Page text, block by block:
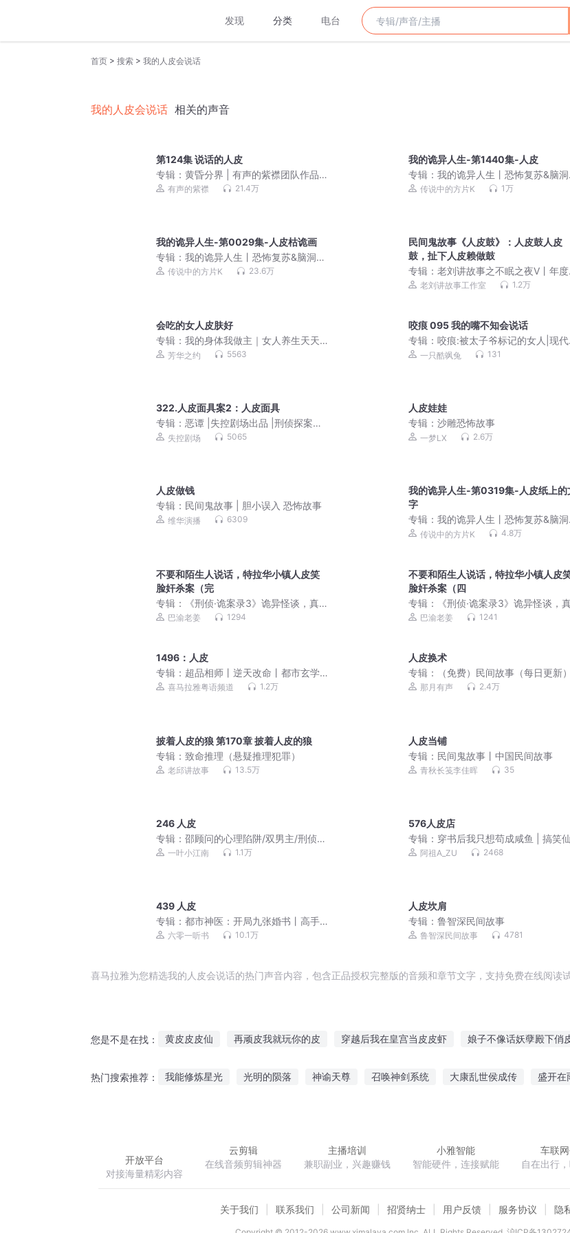
发现 分类 电台
首页 > 搜索 > 我的人皮会说话
我的人皮会说话 相关的声音
第124集 说话的人皮
专辑： 黄昏分界 | 有声的紫襟团队作品 |
民俗诡异玄幻 | 多人有声剧
有声的紫襟 21.4万
我的诡异人生-第1440集-人皮
专辑：我的诡异人生丨恐怖复苏&脑
悬疑 丨高口碑超爽鬼故事！
传说中的方片K 1万
我的诡异人生-第0029集-人皮枯诡画
专辑： 我的诡异人生丨恐怖复苏&脑洞&
悬疑 丨高口碑超爽鬼故事！
传说中的方片K 23.6万
民间鬼故事《人皮鼓》：人皮鼓人皮
鼓，扯下人皮赖做鼓
专辑：老刘讲故事之不眠之夜V丨年度
佳鬼故事合集 | 恐怖故事发烧友集结地
老刘讲故事工作室 1.2万
会吃的女人皮肤好
专辑： 我的身体我做主｜女人养生天天
讲 芳华之约 5563
咬痕 095 我的嘴不知会说话
专辑：咬痕:被太子爷标记的女人|现代
情|真人多播|都市虐恋|校园|职场|追妻
一只酷飒兔 131
322.人皮面具案2：人皮面具
专辑： 恶谭 |失控剧场出品 |刑侦探案
【多人有声剧】
失控剧场 5065
人皮娃娃
专辑：沙雕恐怖故事
一梦LX 2.6万
人皮做钱
专辑： 民间鬼故事 | 胆小误入 恐怖故事
维华演播 6309
我的诡异人生-第0319集-人皮纸上的
字
专辑：我的诡异人生丨恐怖复苏&脑
悬疑 丨高口碑超爽鬼故事！
传说中的方片K 4.8万
不要和陌生人说话，特拉华小镇人皮笑
脸奸杀案（完
专辑：
《刑侦·诡案录3》诡异怪谈，真
实事件巴渝老姜 1294
不要和陌生人说话，特拉华小镇人皮
脸奸杀案（四
专辑：
《刑侦·诡案录3》诡异怪谈，
实事件
巴渝老姜 1241
1496：人皮
专辑： 超品相师丨逆天改命丨都市玄学
（粤语）
喜马拉雅粤语频道 1.2万
人皮换术
专辑：
（免费）民间故事（每日更新）
那月有声 2.4万
披着人皮的狼 第170章 披着人皮的狼
专辑： 致命推理（悬疑推理犯罪）
老邱讲故事 13.5万
人皮当铺
专辑： 民间鬼故事丨中国民间故事
青秋长笺李佳晖 35
246 人皮
专辑： 邵顾问的心理陷阱/双男主/刑侦推
理/一叶小江南&桃xk&二浮
一叶小江南 1.1万
576人皮店
专辑： 穿书后我只想苟成咸鱼 | 搞笑仙
侠无CP真人免费
阿祖A_ZU 2468
439 人皮
专辑： 都市神医：开局九张婚书丨高手
下山爆笑爽文丨绝世龙医
六零一听书 10.1万
人皮坎肩
专辑：鲁智深民间故事
鲁智深民间故事 4781
喜马拉雅为您精选我的人皮会说话的热门声音内容，包含正品授权完整版的音频和章节文字，支持免费在线阅读
您是不是在找： 黄皮皮皮仙 再顽皮我就玩你的皮 穿越后我在皇宫当皮皮虾 娘子不像话妖孽殿下俏
热门搜索推荐： 我能修炼星光 光明的陨落 神谕天尊 召唤神剑系统 大康乱世侯成传 盛开在
开放平台
对接海量精彩内容
云剪辑
在线音频剪辑神器
主播培训
兼职副业，兴趣赚钱
小雅智能
智能硬件，连接赋能
车联
自在出行
关于我们 联系我们 公司新闻 招贤纳士 用户反馈 服务协议 隐